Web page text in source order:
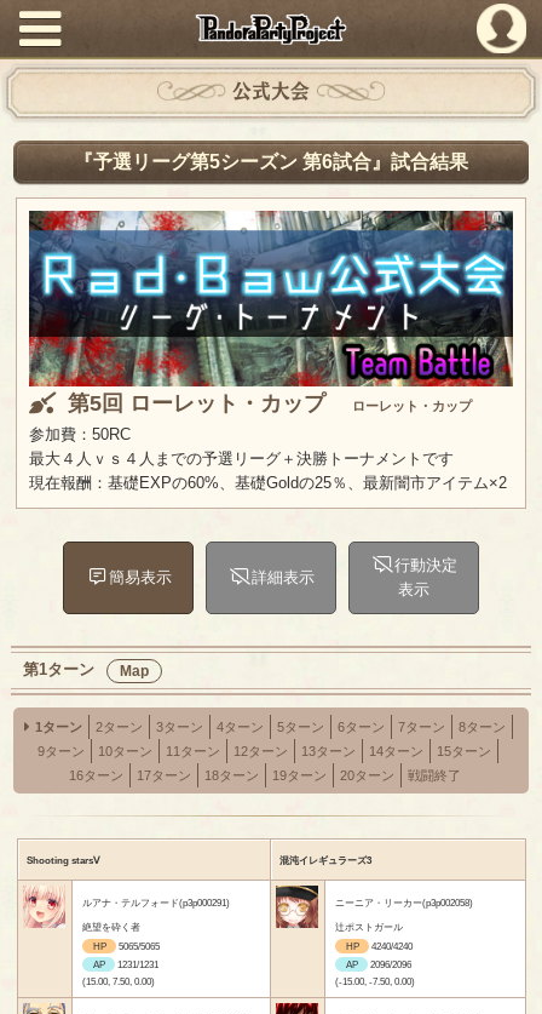
PandoraPartyProject
公式大会
『予選リーグ第5シーズン 第6試合』試合結果
第5回 ローレット・カップ ローレット・カップ
参加費：50RC
最大４人ｖｓ４人までの予選リーグ＋決勝トーナメントです
現在報酬：基礎EXPの60%、基礎Goldの25％、最新闇市アイテム×2
簡易表示 詳細表示
行動決定
表示
第1ターン Map
1ターン 2ターン 3ターン 4ターン 5ターン 6ターン 7ターン
8ターン
9ターン
10ターン 11ターン 12ターン 13ターン 14ターン
15ターン
16ターン
17ターン 18ターン 19ターン 20ターン 戦闘終了
Shooting starsⅤ 混沌イレギュラーズ3
ルアナ・テルフォード(p3p000291)
絶望を砕く者
HP
5065/5065
AP
1231/1231
(15.00, 7.50, 0.00)
ニーニア・リーカー(p3p002058)
辻ポストガール
HP
4240/4240
AP
2096/2096
(-15.00, -7.50, 0.00)